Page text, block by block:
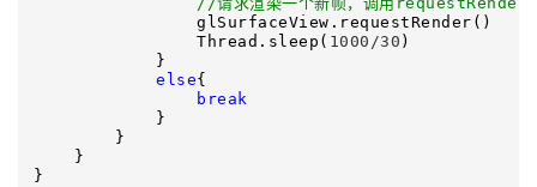
                glSurfaceView.requestRender()
                Thread.sleep(
1000/30 )
            }
else{
break
            }
        }
    }
}